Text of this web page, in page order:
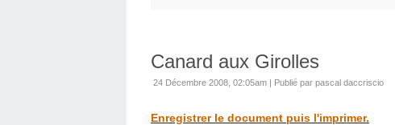
Canard aux Girolles
24 Décembre 2008, 02:05am | Publié par pascal daccriscio
Enregistrer le document puis l'imprimer.